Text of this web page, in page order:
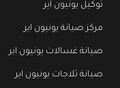
توكيل يونيون اير
مركز صيانة يونيون اير
صيانة غسالات يونيون اير
صيانة ثلاجات يونيون اير